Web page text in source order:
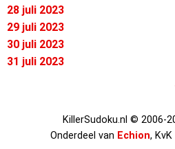
28 juli 2023
29 juli 2023
30 juli 2023
31 juli 2023
KillerSudoku.nl © 2006-
Onderdeel van Echion,